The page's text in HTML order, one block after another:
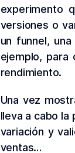
experimento
versiones o
un funnel,
ejemplo,
rendimiento.
Una vez
lleva a cabo
variación y
ventas…